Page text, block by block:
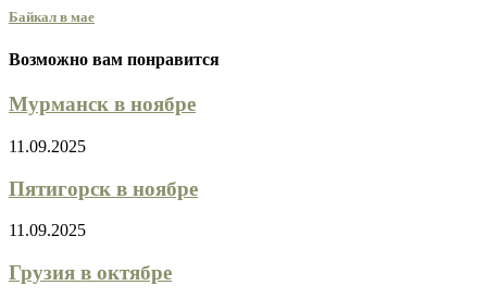
Байкал в мае
Возможно вам понравится
Мурманск в ноябре
11.09.2025
Пятигорск в ноябре
11.09.2025
Грузия в октябре